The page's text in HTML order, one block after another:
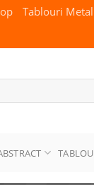
Tablouri Metal